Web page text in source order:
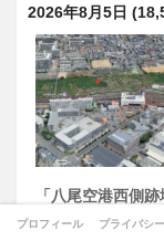
2026年8月5日
「八尾空港西側
の“巨大空白地”
プロフィール プライバシ